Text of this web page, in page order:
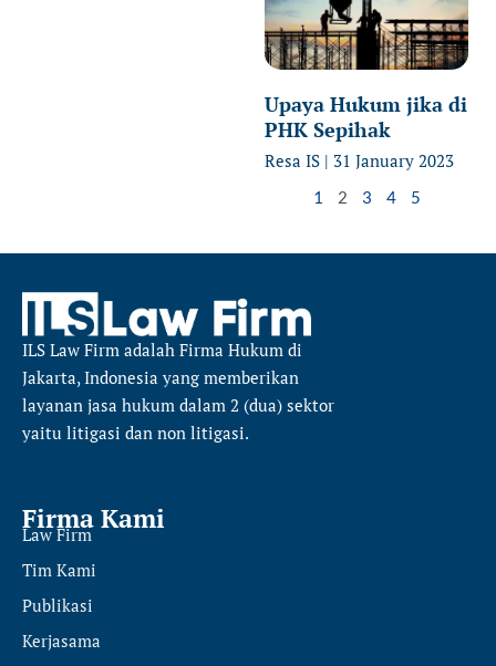
Upaya Hukum jika di
PHK Sepihak
Resa IS 31 January 2023
1 2 3 4 5
ILS Law Firm adalah Firma Hukum di
Jakarta, Indonesia yang memberikan
layanan jasa hukum dalam 2 (dua) sektor
yaitu litigasi dan non litigasi.
Firma Kami
Law Firm
Tim Kami
Publikasi
Kerjasama